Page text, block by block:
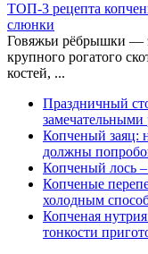
ТОП-3 рецепта
слюнки
Говяжьи рёбрышки —
крупного рогатого
костей, ...
Праздничный
замечательными
Копченый заяц:
должны
Копченый лось
Копченые
холодным
Копченая
тонкости